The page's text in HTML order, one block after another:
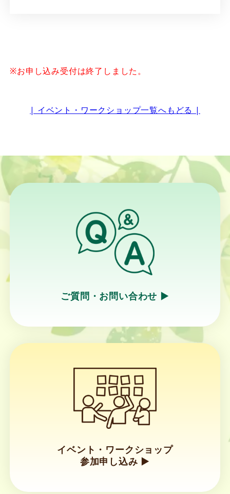
※お申し込み受付は終了しました。
| イベント・ワークショップ一覧へもどる |
ご質問・お問い合わせ ▶︎
ン
ク
イベント・ワークショップ
参加申し込み ▶︎